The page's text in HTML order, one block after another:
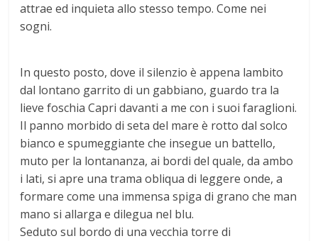
attrae ed inquieta allo stesso tempo. Come nei
sogni.
In questo posto, dove il silenzio è appena lambito
dal lontano garrito di un gabbiano, guardo tra la
lieve foschia Capri davanti a me con i suoi faraglioni.
Il panno morbido di seta del mare è rotto dal solco
bianco e spumeggiante che insegue un battello,
muto per la lontananza, ai bordi del quale, da ambo
i lati, si apre una trama obliqua di leggere onde, a
formare come una immensa spiga di grano che man
mano si allarga e dilegua nel blu.
Seduto sul bordo di una vecchia torre di